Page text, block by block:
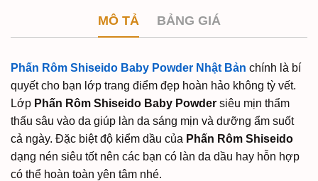
MÔ TẢ BẢNG GIÁ
Phấn Rôm Shiseido Baby Powder Nhật Bản chính là bí
quyết cho bạn lớp trang điểm đẹp hoàn hảo không tỳ vết.
Lớp Phấn Rôm Shiseido Baby Powder siêu mịn thẩm
thấu sâu vào da giúp làn da sáng mịn và dưỡng ẩm suốt
cả ngày. Đặc biệt độ kiểm dầu của Phấn Rôm Shiseido
dạng nén siêu tốt nên các bạn có làn da dầu hay hỗn hợp
có thể hoàn toàn yên tâm nhé.